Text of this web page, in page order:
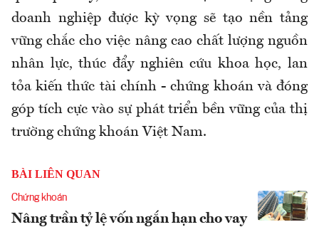
doanh nghiệp được kỳ vọng sẽ tạo nền tảng
vững chắc cho việc nâng cao chất lượng nguồn
nhân lực, thúc đẩy nghiên cứu khoa học, lan
tỏa kiến thức tài chính - chứng khoán và đóng
góp tích cực vào sự phát triển bền vững của thị
trường chứng khoán Việt Nam.
BÀI LIÊN QUAN
Chứng khoán
Nâng trần tỷ lệ vốn ngắn hạn cho vay